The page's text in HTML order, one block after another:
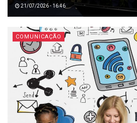
21/07/2026 - 16:46
COMUNICAÇÃO